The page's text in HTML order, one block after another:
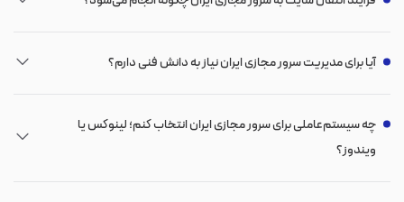
آیا برای مدیریت سرور مجازی ایران نیاز به دانش فنی دارم؟
چه سیستم‌عاملی برای سرور مجازی ایران انتخاب کنم؛ لینوکس یا
ویندوز؟